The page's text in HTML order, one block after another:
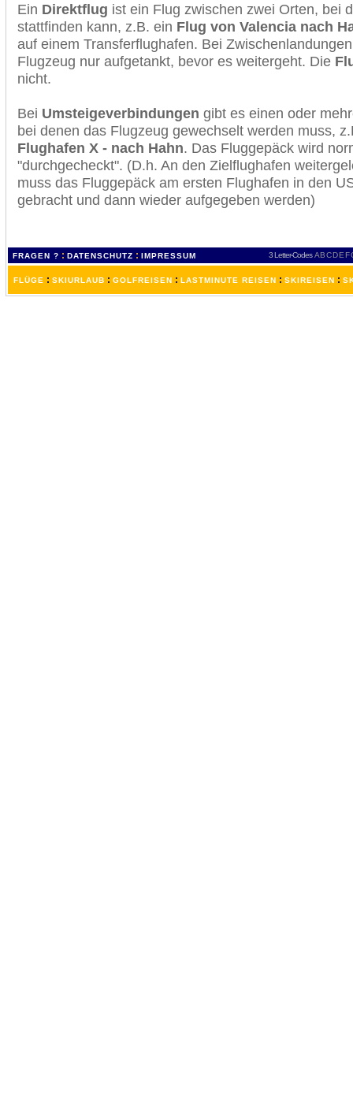
Ein Direktflug ist ein Flug zwischen zwei Orten, bei
stattfinden kann, z.B. ein Flug von Valencia nach
auf einem Transferflughafen. Bei
Flugzeug nur aufgetankt, bevor es weitergeht. Die
nicht.
Bei Umsteigeverbindungen gibt es einen oder
bei denen das Flugzeug gewechselt werden muss,
Flughafen X - nach Hahn. Das Fluggepäck wird
"durchgecheckt". (D.h. An den Zielflughafen
muss das Fluggepäck am ersten Flughafen in den
gebracht und dann wieder aufgegeben werden)
FRAGEN ? : DATENSCHUTZ : IMPRESSUM 3 Letter-Codes ABCDEF
FLÜGE : SKIURLAUB : GOLFREISEN : LASTMINUTE REISEN : SKIREISEN :